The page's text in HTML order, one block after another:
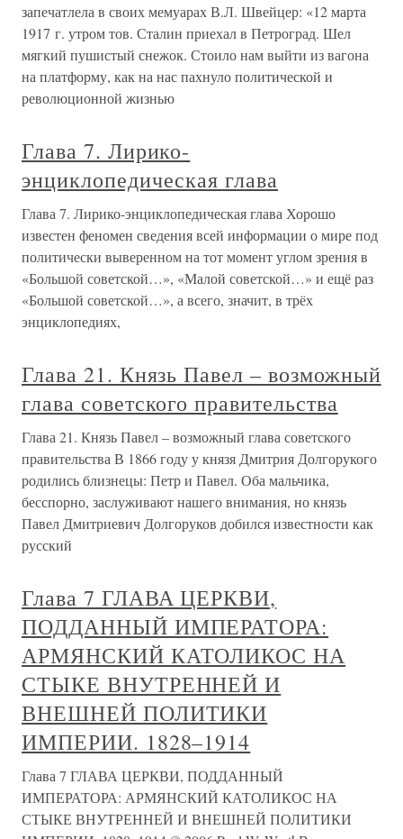
запечатлела в своих мемуарах В.Л. Швейцер: «12 марта
1917 г. утром тов. Сталин приехал в Петроград. Шел
мягкий пушистый снежок. Стоило нам выйти из вагона
на платформу, как на нас пахнуло политической и
революционной жизнью
Глава 7. Лирико-
энциклопедическая глава
Глава 7. Лирико-энциклопедическая глава Хорошо
известен феномен сведения всей информации о мире под
политически выверенном на тот момент углом зрения в
«Большой советской…», «Малой советской…» и ещё раз
«Большой советской…», а всего, значит, в трёх
энциклопедиях,
Глава 21. Князь Павел – возможный
глава советского правительства
Глава 21. Князь Павел – возможный глава советского
правительства В 1866 году у князя Дмитрия Долгорукого
родились близнецы: Петр и Павел. Оба мальчика,
бесспорно, заслуживают нашего внимания, но князь
Павел Дмитриевич Долгоруков добился известности как
русский
Глава 7 ГЛАВА ЦЕРКВИ,
ПОДДАННЫЙ ИМПЕРАТОРА:
АРМЯНСКИЙ КАТОЛИКОС НА
СТЫКЕ ВНУТРЕННЕЙ И
ВНЕШНЕЙ ПОЛИТИКИ
ИМПЕРИИ. 1828–1914
Глава 7 ГЛАВА ЦЕРКВИ, ПОДДАННЫЙ
ИМПЕРАТОРА: АРМЯНСКИЙ КАТОЛИКОС НА
СТЫКЕ ВНУТРЕННЕЙ И ВНЕШНЕЙ ПОЛИТИКИ